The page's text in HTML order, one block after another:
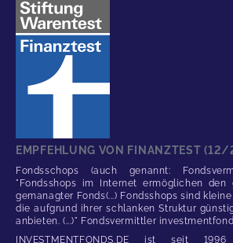
EMPFEHLUNG VON FINANZTEST
Fondsschops (auch genannt:
"Fondsshops im Internet ermöglichen den
gemanagter Fonds(...) Fondsshops sind
die aufgrund ihrer schlanken Struktur
anbieten. (...)" Fondsvermittler
INVESTMENTFONDS.DE ist seit